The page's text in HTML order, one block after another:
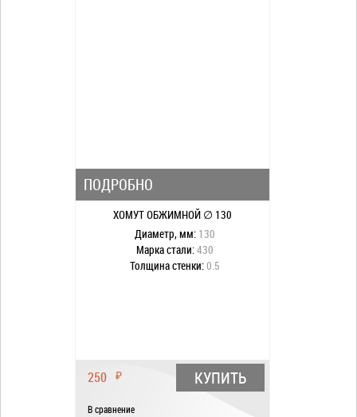
ПОДРОБНО
ХОМУТ ОБЖИМНОЙ ∅ 130
Диаметр, мм: 130
Марка стали:430
Толщина стенки:0.5
250 ₽ КУПИТЬ
В сравнение